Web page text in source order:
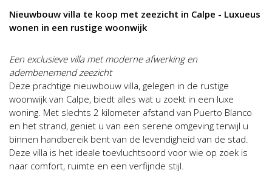
Nieuwbouw villa te koop met zeezicht in Calpe - Luxueus
wonen in een rustige woonwijk
Een exclusieve villa met moderne afwerking en
adembenemend zeezicht
Deze prachtige nieuwbouw villa, gelegen in de rustige
woonwijk van Calpe, biedt alles wat u zoekt in een luxe
woning. Met slechts 2 kilometer afstand van Puerto Blanco
en het strand, geniet u van een serene omgeving terwijl u
binnen handbereik bent van de levendigheid van de stad.
Deze villa is het ideale toevluchtsoord voor wie op zoek is
naar comfort, ruimte en een verfijnde stijl.